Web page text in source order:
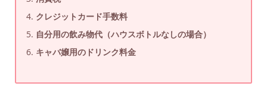
クレジットカード手数料
自分用の飲み物代（ハウスボトルなしの場合）
キャバ嬢用のドリンク料金